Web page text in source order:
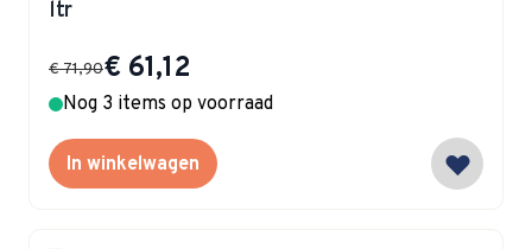
ltr
Special Price
€ 61,12
€ 71,90
Nog 3 items op voorraad
In winkelwagen